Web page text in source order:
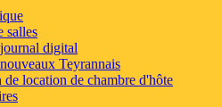
salles
digital
Teyrannais
de location de chambre d'hôte